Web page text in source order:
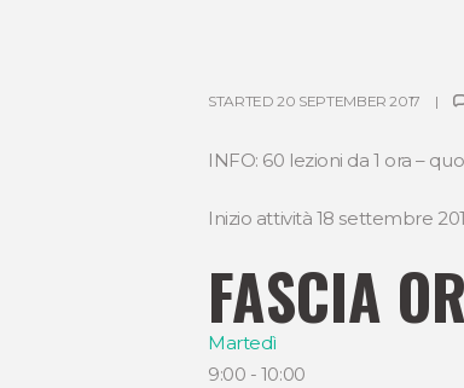
STARTED20 SEPTEMBER 2017
INFO: 60 lezioni da 1 ora –
Inizio attività 18 settembre
FASCIA
Martedì
9:00 - 10:00